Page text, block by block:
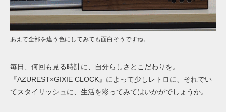
あえて全部を違う色にしてみても面白そうですね。
毎日、何回も見る時計に、自分らしさとこだわりを。
『AZUREST×GIXIE CLOCK』によって少しレトロに、それでい
てスタイリッシュに、生活を彩ってみてはいかがでしょうか。